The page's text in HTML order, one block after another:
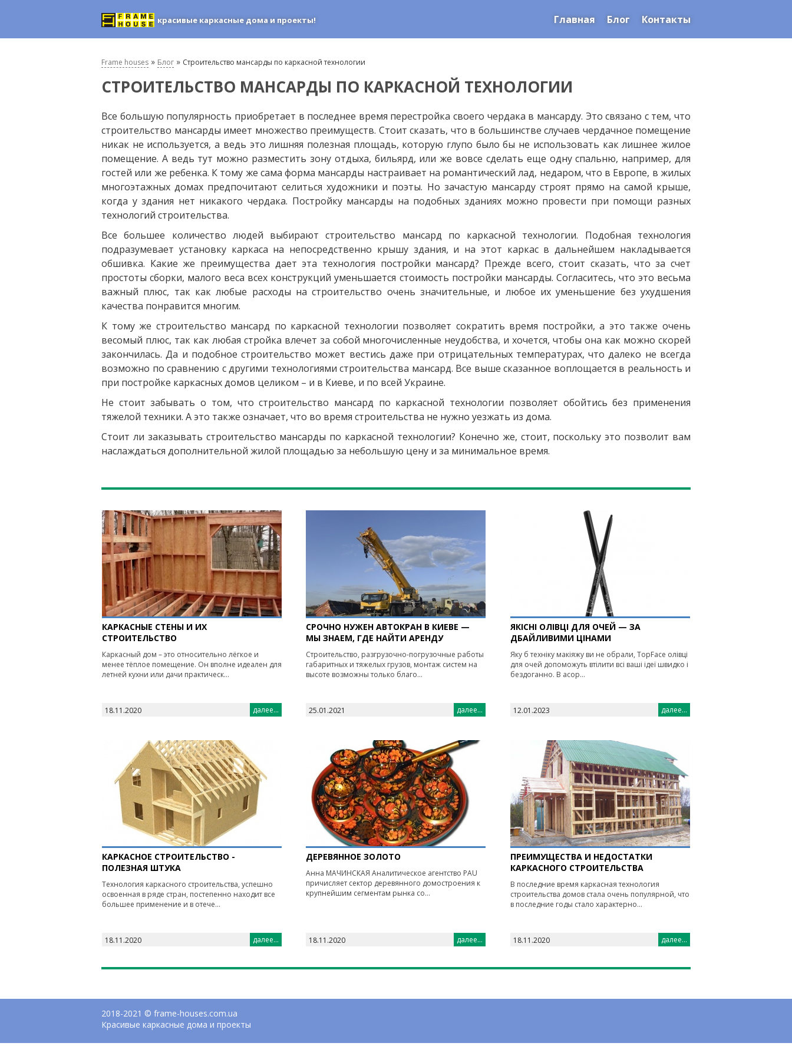
красивые каркасные дома и проекты! Главная Блог Контакты
Frame houses » Блог » Строительство мансарды по каркасной технологии
СТРОИТЕЛЬСТВО МАНСАРДЫ ПО КАРКАСНОЙ ТЕХНОЛОГИИ
Все большую популярность приобретает в последнее время перестройка своего чердака в мансарду. Это связано с тем, что
строительство мансарды имеет множество преимуществ. Стоит сказать, что в большинстве случаев чердачное помещение
никак не используется, а ведь это лишняя полезная площадь, которую глупо было бы не использовать как лишнее жилое
помещение. А ведь тут можно разместить зону отдыха, бильярд, или же вовсе сделать еще одну спальню, например, для
гостей или же ребенка. К тому же сама форма мансарды настраивает на романтический лад, недаром, что в Европе, в жилых
многоэтажных домах предпочитают селиться художники и поэты. Но зачастую мансарду строят прямо на самой крыше,
когда у здания нет никакого чердака. Постройку мансарды на подобных зданиях можно провести при помощи разных
технологий строительства.
Все большее количество людей выбирают строительство мансард по каркасной технологии. Подобная технология
подразумевает установку каркаса на непосредственно крышу здания, и на этот каркас в дальнейшем накладывается
обшивка. Какие же преимущества дает эта технология постройки мансард? Прежде всего, стоит сказать, что за счет
простоты сборки, малого веса всех конструкций уменьшается стоимость постройки мансарды. Согласитесь, что это весьма
важный плюс, так как любые расходы на строительство очень значительные, и любое их уменьшение без ухудшения
качества понравится многим.
К тому же строительство мансард по каркасной технологии позволяет сократить время постройки, а это также очень
весомый плюс, так как любая стройка влечет за собой многочисленные неудобства, и хочется, чтобы она как можно скорей
закончилась. Да и подобное строительство может вестись даже при отрицательных температурах, что далеко не всегда
возможно по сравнению с другими технологиями строительства мансард. Все выше сказанное воплощается в реальность и
при постройке каркасных домов целиком – и в Киеве, и по всей Украине.
Не стоит забывать о том, что строительство мансард по каркасной технологии позволяет обойтись без применения
тяжелой техники. А это также означает, что во время строительства не нужно уезжать из дома.
Стоит ли заказывать строительство мансарды по каркасной технологии? Конечно же, стоит, поскольку это позволит вам
наслаждаться дополнительной жилой площадью за небольшую цену и за минимальное время.
КАРКАСНЫЕ СТЕНЫ И ИХ
СТРОИТЕЛЬСТВО
Каркасный дом – это относительно лёгкое и
менее тёплое помещение. Он вполне идеален для
летней кухни или дачи практическ...
18.11.2020 далее...
СРОЧНО НУЖЕН АВТОКРАН В КИЕВЕ —
МЫ ЗНАЕМ, ГДЕ НАЙТИ АРЕНДУ
Строительство, разгрузочно-погрузочные работы
габаритных и тяжелых грузов, монтаж систем на
высоте возможны только благо...
25.01.2021 далее...
ЯКІСНІ ОЛІВЦІ ДЛЯ ОЧЕЙ — ЗА
ДБАЙЛИВИМИ ЦІНАМИ
Яку б техніку макіяжу ви не обрали, TopFace олівці
для очей допоможуть втілити всі ваші ідеї швидко і
бездоганно. В асор...
12.01.2023 далее...
КАРКАСНОЕ СТРОИТЕЛЬСТВО -
ПОЛЕЗНАЯ ШТУКА
Технология каркасного строительства, успешно
освоенная в ряде стран, постепенно находит все
большее применение и в отече...
18.11.2020 далее...
ДЕРЕВЯННОЕ ЗОЛОТО
Анна МАЧИНСКАЯ Аналитическое агентство PAU
причисляет сектор деревянного домостроения к
крупнейшим сегментам рынка со...
18.11.2020 далее...
ПРЕИМУЩЕСТВА И НЕДОСТАТКИ
КАРКАСНОГО СТРОИТЕЛЬСТВА
В последние время каркасная технология
строительства домов стала очень популярной, что
в последние годы стало характерно...
18.11.2020 далее...
2018-2021 © frame-houses.com.ua
Красивые каркасные дома и проекты